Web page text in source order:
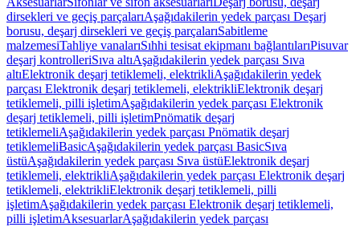
dirsekleri ve geçiş parçalarıAşağıdakilerin yedek parçası Deşarj
borusu, deşarj dirsekleri ve geçiş parçalarıSabitleme
malzemesiTahliye vanalarıSıhhi tesisat ekipmanı bağlantılarıPisuvar
deşarj kontrolleriSıva altıAşağıdakilerin yedek parçası Sıva
altıElektronik deşarj tetiklemeli, elektrikliAşağıdakilerin yedek
parçası Elektronik deşarj tetiklemeli, elektrikliElektronik deşarj
tetiklemeli, pilli işletimAşağıdakilerin yedek parçası Elektronik
deşarj tetiklemeli, pilli işletimPnömatik deşarj
tetiklemeliAşağıdakilerin yedek parçası Pnömatik deşarj
tetiklemeliBasicAşağıdakilerin yedek parçası BasicSıva
üstüAşağıdakilerin yedek parçası Sıva üstüElektronik deşarj
tetiklemeli, elektrikliAşağıdakilerin yedek parçası Elektronik deşarj
tetiklemeli, elektrikliElektronik deşarj tetiklemeli, pilli
işletimAşağıdakilerin yedek parçası Elektronik deşarj tetiklemeli,
pilli işletimAksesuarlarAşağıdakilerin yedek parçası